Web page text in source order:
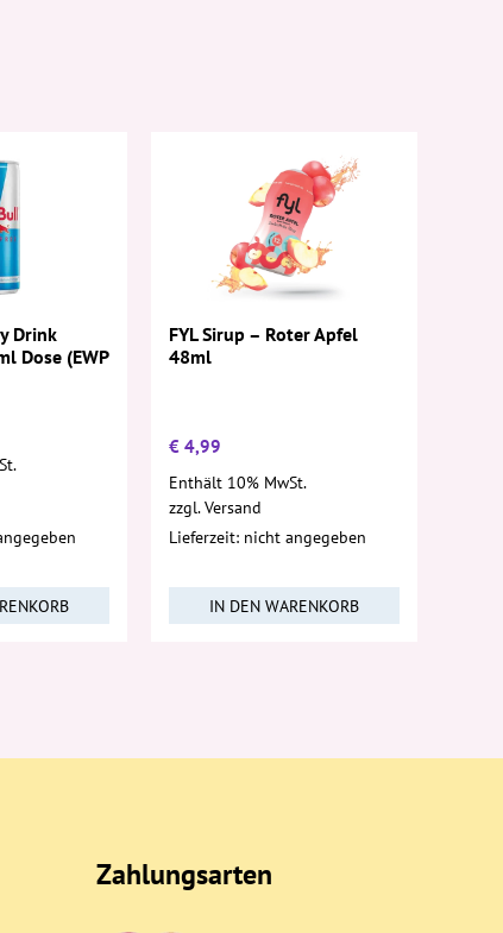
Drink
Dose (EWP
FYL Sirup – Roter Apfel
48ml
€ 4,99
Enthält 10% MwSt.
zzgl.Versand
Lieferzeit: nicht angegeben
IN DEN WARENKORB
Zahlungsarten